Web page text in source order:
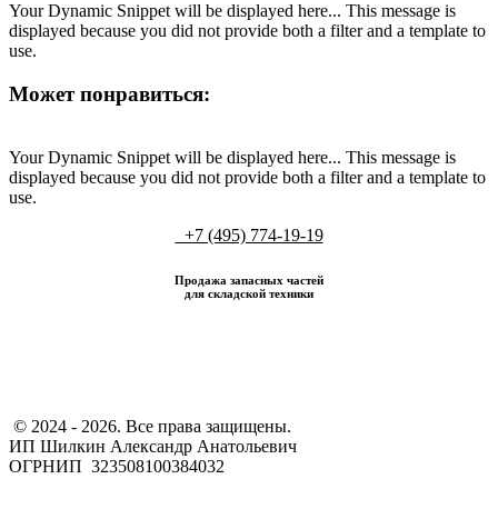
Your Dynamic Snippet will be displayed here... This message is
displayed because you did not provide both a filter and a template to
use.
Может понравиться:
Your Dynamic Snippet will be displayed here... This message is
displayed because you did not provide both a filter and a template to
use.
+7 (495) 774-19-19
Продажа запасных частей
для складской техники
​ © 2024 - 2026. Все права защищены.
ИП Шилкин Александр Анатольевич
ОГРНИП 323508100384032